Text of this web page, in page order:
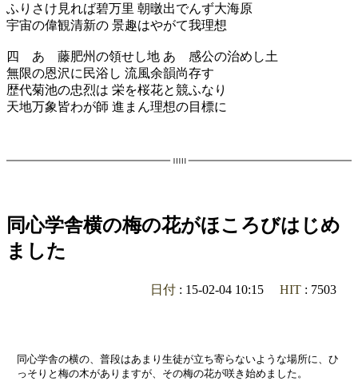
ふりさけ見れば碧万里 朝暾出でんず大海原
宇宙の偉観清新の 景趣はやがて我理想
四 あゝ藤肥州の領せし地 あゝ感公の治めし土
無限の恩沢に民浴し 流風余韻尚存す
歴代菊池の忠烈は 栄を桜花と競ふなり
天地万象皆わが師 進まん理想の目標に
同心学舎横の梅の花がほころびはじめ
ました
日付 : 15-02-04 10:15 HIT : 7503
同心学舎の横の、普段はあまり生徒が立ち寄らないような場所に、ひ
っそりと梅の木がありますが、その梅の花が咲き始めました。